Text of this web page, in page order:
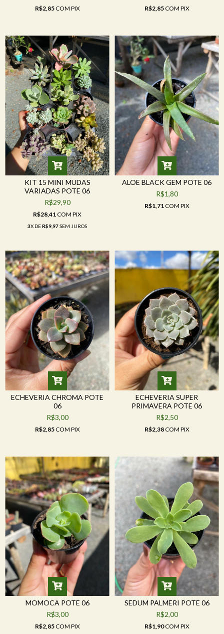
R$2,85COM PIX R$2,85COM PIX
KIT 15 MINI MUDAS
VARIADAS POTE 06
R$29,90
R$28,41 COM PIX
3X DER$9,97SEM JUROS
ALOE BLACK GEM POTE 06
R$1,80
R$1,71 COM PIX
ECHEVERIA CHROMA POTE
06
R$3,00
R$2,85COM PIX
ECHEVERIA SUPER
PRIMAVERA POTE 06
R$2,50
R$2,38COM PIX
MOMOCA POTE 06
R$3,00
R$2,85COM PIX
SEDUM PALMERI POTE 06
R$2,00
R$1,90COM PIX